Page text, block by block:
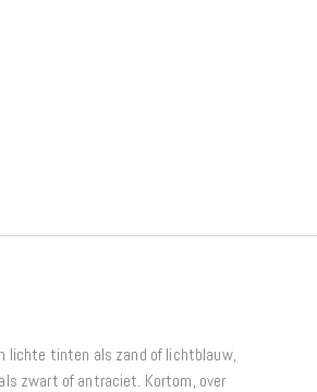
lichte tinten als zand of lichtblauw,
zwart of antraciet. Kortom, over